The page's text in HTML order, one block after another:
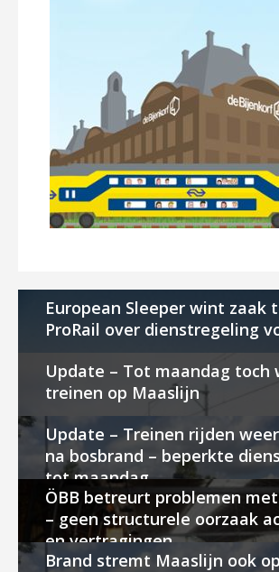
European Sleeper wint zaak
ProRail over dienstregeling
Update – Tot maandag toch
treinen op Maaslijn
Update – Treinen rijden
na bosbrand – beperkte
tot maandag
ÖBB betreurt problemen
– geen structurele oorzaak
en vertragingen
Brand stremt Maaslijn ook